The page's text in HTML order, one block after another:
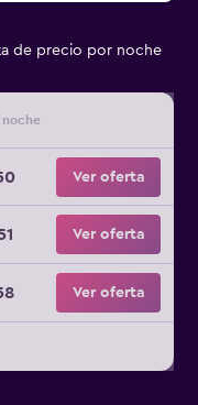
de precio por noche
Ver oferta
Ver oferta
Ver oferta